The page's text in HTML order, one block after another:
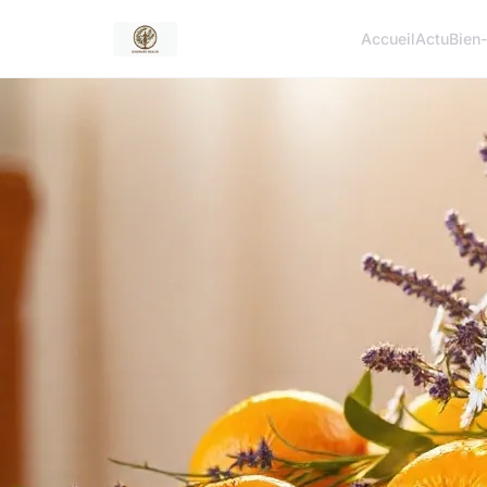
AccueilActu